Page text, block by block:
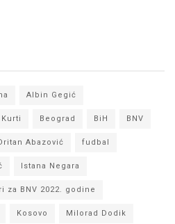
Albin Gegić
Beograd BiH BNV
Abazović fudbal
Istana Negara
za BNV 2022. godine
Kosovo Milorad Dodik